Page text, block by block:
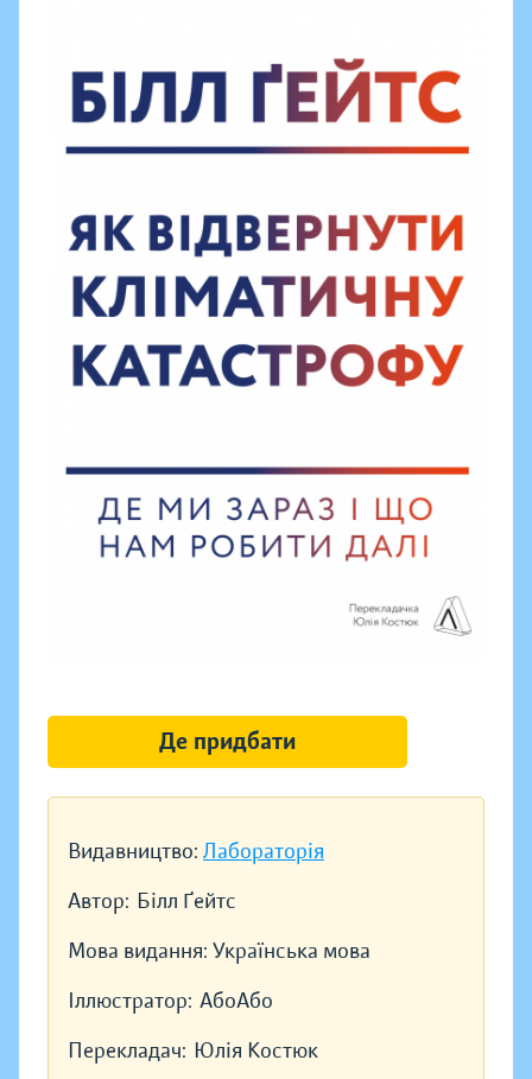
Видавництво: Лабораторія
Автор: Білл Ґейтс
Мова видання: Українська мова
Іллюстратор: АбоАбо
Перекладач: Юлія Костюк
Де придбати